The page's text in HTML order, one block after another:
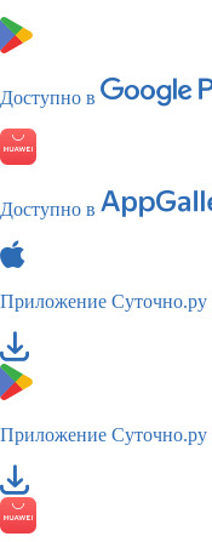
Доступно в
Доступно в
Приложение Суточно.ру
Приложение Суточно.ру